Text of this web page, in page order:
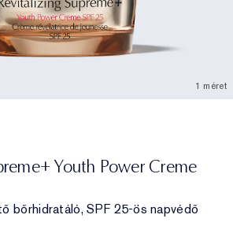
1 méret
Youth Power Creme
bőrhidratáló, SPF 25-ös napvédő